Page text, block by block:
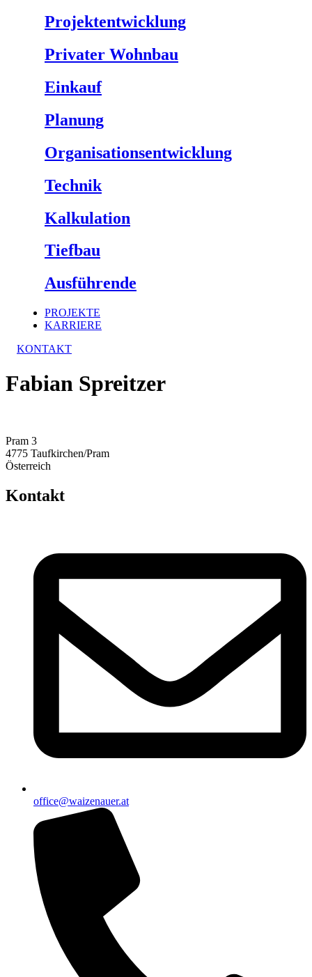
Projektentwicklung
Privater Wohnbau
Einkauf
Planung
Organisationsentwicklung
Technik
Kalkulation
Tiefbau
Ausführende
PROJEKTE
KARRIERE
KONTAKT
Fabian Spreitzer
Pram 3
4775 Taufkirchen/Pram
Österreich
Kontakt
office@waizenauer.at